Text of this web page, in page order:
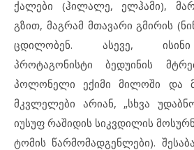
ქალები (ჰილალე, ელჰამი),
გზით, მაგრამ მთავარი გმირის
ცდილობენ. ასევე, ისინი
პროტაგონისტი ბედუინის
პოლონელი ექიმი მილოში და
მკვლელები არიან, „სხვა
იუსუფ რაშიდის სიკვდილის
ტომის წარმომადგენლები).